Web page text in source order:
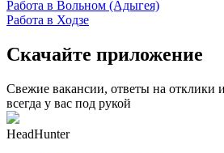
Работа в Вольном (Адыгея)
Работа в Ходзе
Скачайте приложение
Свежие вакансии, ответы на отклики
всегда у вас под рукой
HeadHunter